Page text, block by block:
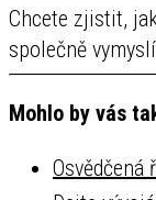
Chcete zjistit,
společně
Mohlo by vás